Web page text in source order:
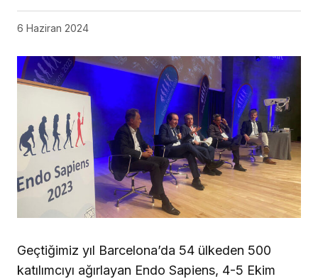
6 Haziran 2024
Geçtiğimiz yıl Barcelona’da 54 ülkeden 500
katılımcıyı ağırlayan Endo Sapiens, 4-5 Ekim